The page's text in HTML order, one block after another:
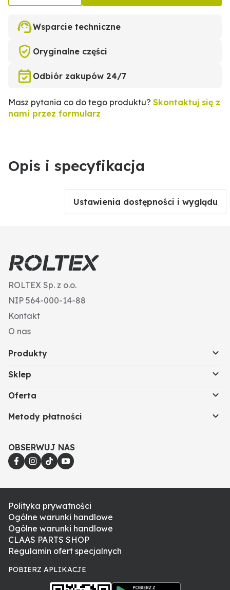
Wsparcie techniczne
Oryginalne części
Odbiór zakupów 24/7
Masz pytania co do tego produktu? Skontaktuj się z
nami przez formularz
Opis i specyfikacja
Ustawienia dostępności i wyglądu
ROLTEX Sp. z o.o.
NIP 564-000-14-88
Kontakt
O nas
Produkty
Sklep
Oferta
Metody płatności
OBSERWUJ NAS
Polityka prywatności
Ogólne warunki handlowe
Ogólne warunki handlowe
CLAAS PARTS SHOP
Regulamin ofert specjalnych
POBIERZ APLIKACJE